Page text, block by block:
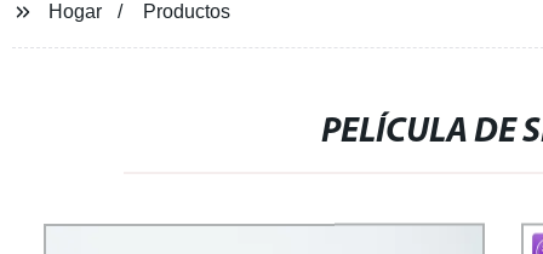
Hogar Productos
PELÍCULA DE